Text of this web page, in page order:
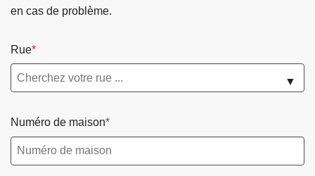
en cas de problème.
Rue
▼
Numéro de maison